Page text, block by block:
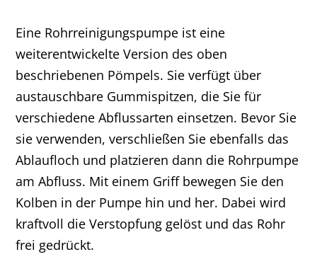
Eine Rohrreinigungspumpe ist eine
weiterentwickelte Version des oben
beschriebenen Pömpels. Sie verfügt über
austauschbare Gummispitzen, die Sie für
verschiedene Abflussarten einsetzen. Bevor Sie
sie verwenden, verschließen Sie ebenfalls das
Ablaufloch und platzieren dann die Rohrpumpe
am Abfluss. Mit einem Griff bewegen Sie den
Kolben in der Pumpe hin und her. Dabei wird
kraftvoll die Verstopfung gelöst und das Rohr
frei gedrückt.